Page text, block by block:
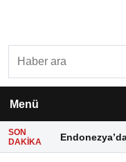
Menü
SON
DAKIKA